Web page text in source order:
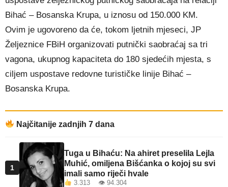
Bihać – Bosanska Krupa, u iznosu od 150.000 KM.
Ovim je ugovoreno da će, tokom ljetnih mjeseci, JP
Željeznice FBiH organizovati putnički saobraćaj sa tri
vagona, ukupnog kapaciteta do 180 sjedećih mjesta, s
ciljem uspostave redovne turističke linije Bihać –
Bosanska Krupa.
Najčitanije zadnjih 7 dana
1
Tuga u Bihaću: Na ahiret preselila Lejla
Muhić, omiljena Bišćanka o kojoj su svi
imali samo riječi hvale
3.313 👁 94.304